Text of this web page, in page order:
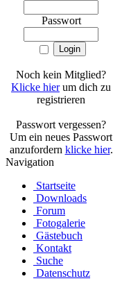
Passwort
Noch kein Mitglied?
Klicke hierum dich zu
registrieren
Passwort vergessen?
Um ein neues Passwort
anzufordern klicke hier.
Navigation
Startseite
Downloads
Forum
Fotogalerie
Gästebuch
Kontakt
Suche
Datenschutz